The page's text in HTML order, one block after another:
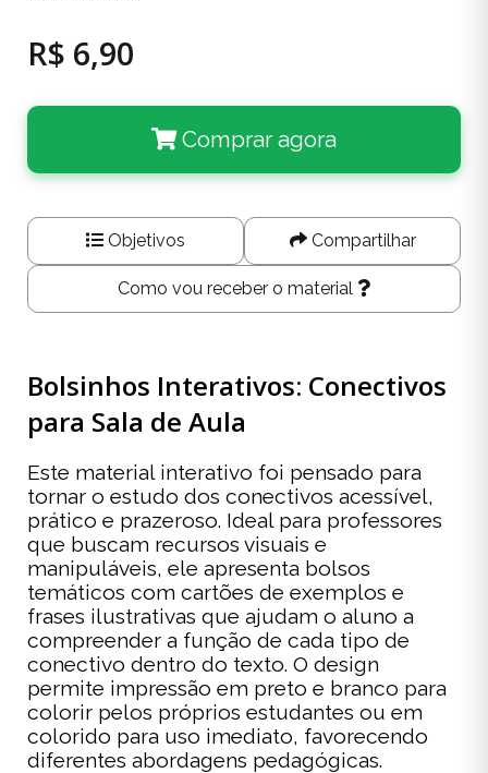
R$ 6,90
Comprar agora
Objetivos Compartilhar
Como vou receber o material
Bolsinhos Interativos: Conectivos
para Sala de Aula
Este material interativo foi pensado para
tornar o estudo dos conectivos acessível,
prático e prazeroso. Ideal para professores
que buscam recursos visuais e
manipuláveis, ele apresenta bolsos
temáticos com cartões de exemplos e
frases ilustrativas que ajudam o aluno a
compreender a função de cada tipo de
conectivo dentro do texto. O design
permite impressão em preto e branco para
colorir pelos próprios estudantes ou em
colorido para uso imediato, favorecendo
diferentes abordagens pedagógicas.